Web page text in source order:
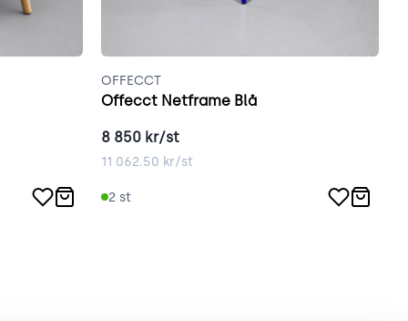
OFFECCT
Offecct Netframe Blå
8 850 kr/st
11 062.50 kr/st
2 st